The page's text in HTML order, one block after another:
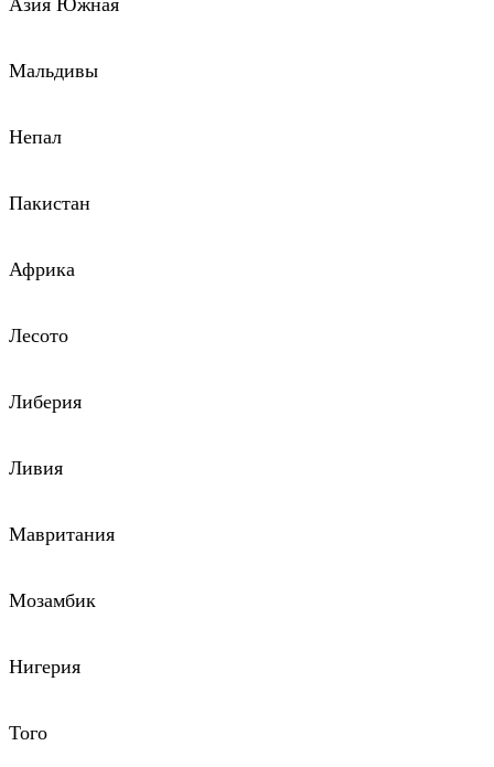
Азия Южная
Мальдивы
Непал
Пакистан
Африка
Лесото
Либерия
Ливия
Мавритания
Мозамбик
Нигерия
Того